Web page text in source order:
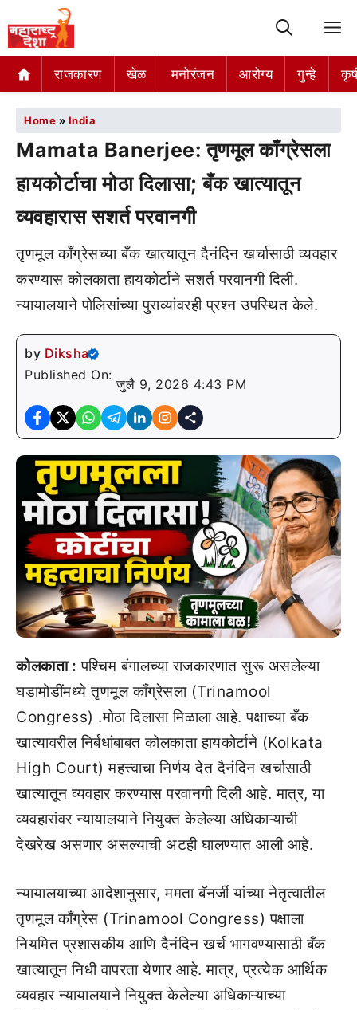
राजकारण खेळ मनोरंजन आरोग्य गुन्हे
Home » India
Mamata Banerjee: तृणमूल काँग्रेसला
हायकोर्टाचा मोठा दिलासा; बँक खात्यातून
व्यवहारास सशर्त परवानगी
तृणमूल काँग्रेसच्या बँक खात्यातून दैनंदिन खर्चासाठी व्यवहार
करण्यास कोलकाता हायकोर्टाने सशर्त परवानगी दिली.
न्यायालयाने पोलिसांच्या पुराव्यांवरही प्रश्न उपस्थित केले.
by Diksha
Published On:
जुलै 9, 2026 4:43 PM
कोलकाता : पश्चिम बंगालच्या राजकारणात सुरू असलेल्या
घडामोडींमध्ये तृणमूल काँग्रेसला (Trinamool
Congress) .मोठा दिलासा मिळाला आहे. पक्षाच्या बँक
खात्यावरील निर्बंधांबाबत कोलकाता हायकोर्टाने (Kolkata
High Court) महत्त्वाचा निर्णय देत दैनंदिन खर्चासाठी
खात्यातून व्यवहार करण्यास परवानगी दिली आहे. मात्र, या
व्यवहारांवर न्यायालयाने नियुक्त केलेल्या अधिकाऱ्याची
देखरेख असणार असल्याची अटही घालण्यात आली आहे.
न्यायालयाच्या आदेशानुसार, ममता बॅनर्जी यांच्या नेतृत्वातील
तृणमूल काँग्रेस (Trinamool Congress) पक्षाला
नियमित प्रशासकीय आणि दैनंदिन खर्च भागवण्यासाठी बँक
खात्यातून निधी वापरता येणार आहे. मात्र, प्रत्येक आर्थिक
व्यवहार न्यायालयाने नियुक्त केलेल्या अधिकाऱ्याच्या